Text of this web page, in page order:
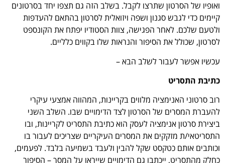
ואופיו של הסרטון שתרצו לקבל. בשלב הזה גם תצפו יחד בסרטונים
קיימים כדי לגבש סגנון ושפה ויזואלית לסרטון בהתאם להעדפות
ולטעם שלכם. לאחר הפגישה, צוות הסטודיו יפתח את הקונספט
לסרטון, שכולל את הסיפור והנראות שלו בקווים כלליים.
עכשיו אפשר לעבור לשלב הבא –
כתיבת התסריט
רוב סרטוני האנימציה מלווים בקריינות, המהווה אמצעי עיקרי
להעברת המסרים של הסרטון לצד הדימויים שבו. השלב השני
ביצירת סרטון אנימציה לעסק הוא כתיבת התסריט לקריינות, ובו
התסריטאי/ת מזקקים את המסרים העיקריים שצריכים לעבור בו
וכותבים אותם כטקסט שקל להבין ולעבד בשמיעה בלבד. לפעמים,
כחלק מהתסריט, ייכתבו גם הדימויים שייראו על המסך – הסיפור